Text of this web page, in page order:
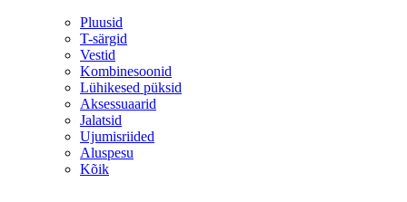
Pluusid
T-särgid
Vestid
Kombinesoonid
Lühikesed püksid
Aksessuaarid
Jalatsid
Ujumisriided
Aluspesu
Kõik